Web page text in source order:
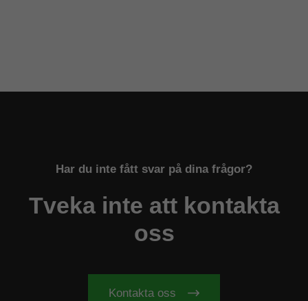
Har du inte fått svar på dina frågor?
Tveka inte att kontakta
oss
Kontakta oss